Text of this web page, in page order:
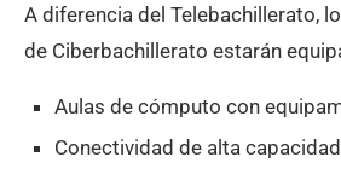
A diferencia del Telebachillerato,
de Ciberbachillerato estarán
Aulas de cómputo con
Conectividad de alta capacidad